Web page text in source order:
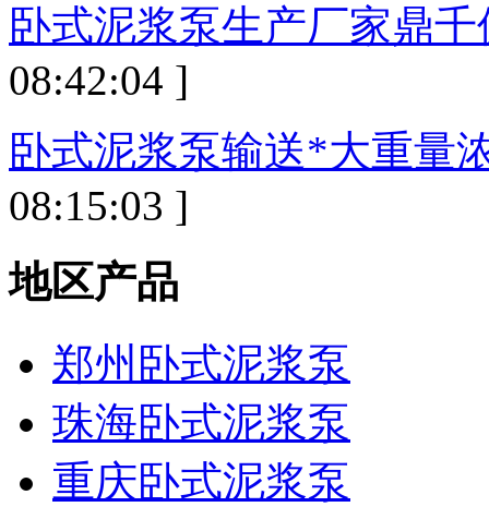
卧式泥浆泵生产厂家鼎
08:42:04 ]
卧式泥浆泵输送*大重量
08:15:03 ]
地区产品
郑州卧式泥浆泵
珠海卧式泥浆泵
重庆卧式泥浆泵